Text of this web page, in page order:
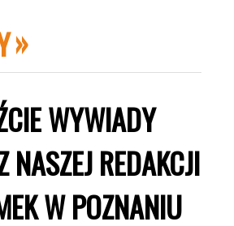
WYWIADY
NASZEJ REDAKCJI
W POZNANIU